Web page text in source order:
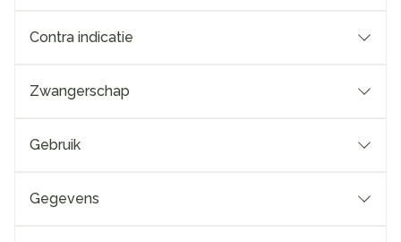
Contra indicatie
Zwangerschap
Gebruik
Gegevens